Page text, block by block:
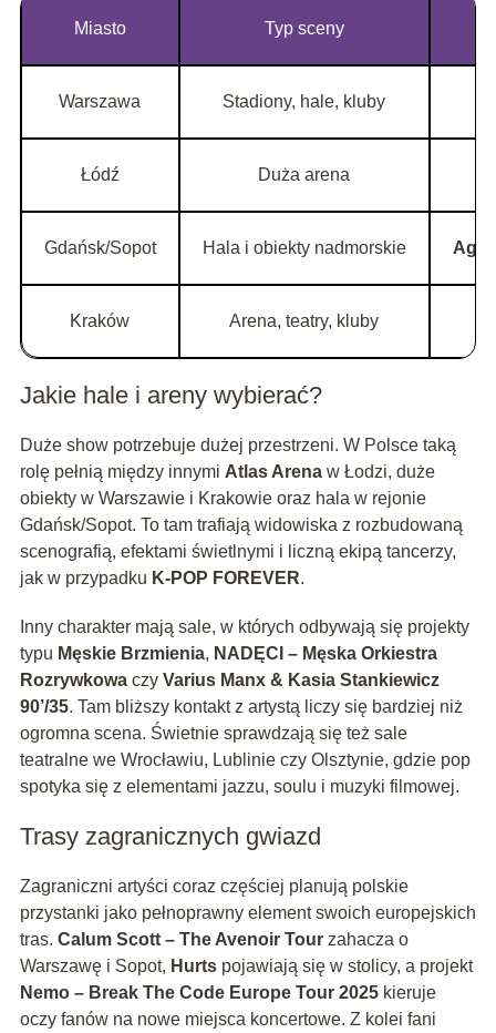
Miasto Typ sceny
Warszawa Stadiony, hale, kluby
Łódź Duża arena
Gdańsk/Sopot Hala i obiekty nadmorskie
Kraków Arena, teatry, kluby
Jakie hale i areny wybierać?
Duże show potrzebuje dużej przestrzeni. W Polsce taką
rolę pełnią między innymi Atlas Arenaw Łodzi, duże
obiekty w Warszawie i Krakowie oraz hala w rejonie
Gdańsk/Sopot. To tam trafiają widowiska z rozbudowaną
scenografią, efektami świetlnymi i liczną ekipą tancerzy,
jak w przypadku K-POP FOREVER.
Inny charakter mają sale, w których odbywają się projekty
typu Męskie Brzmienia, NADĘCI – Męska Orkiestra
Rozrywkowaczy Varius Manx & Kasia Stankiewicz
90’/35. Tam bliższy kontakt z artystą liczy się bardziej niż
ogromna scena. Świetnie sprawdzają się też sale
teatralne we Wrocławiu, Lublinie czy Olsztynie, gdzie pop
spotyka się z elementami jazzu, soulu i muzyki filmowej.
Trasy zagranicznych gwiazd
Zagraniczni artyści coraz częściej planują polskie
przystanki jako pełnoprawny element swoich europejskich
tras. Calum Scott – The Avenoir Tourzahacza o
Warszawę i Sopot, Hurtspojawiają się w stolicy, a projekt
Nemo – Break The Code Europe Tour 2025kieruje
oczy fanów na nowe miejsca koncertowe. Z kolei fani